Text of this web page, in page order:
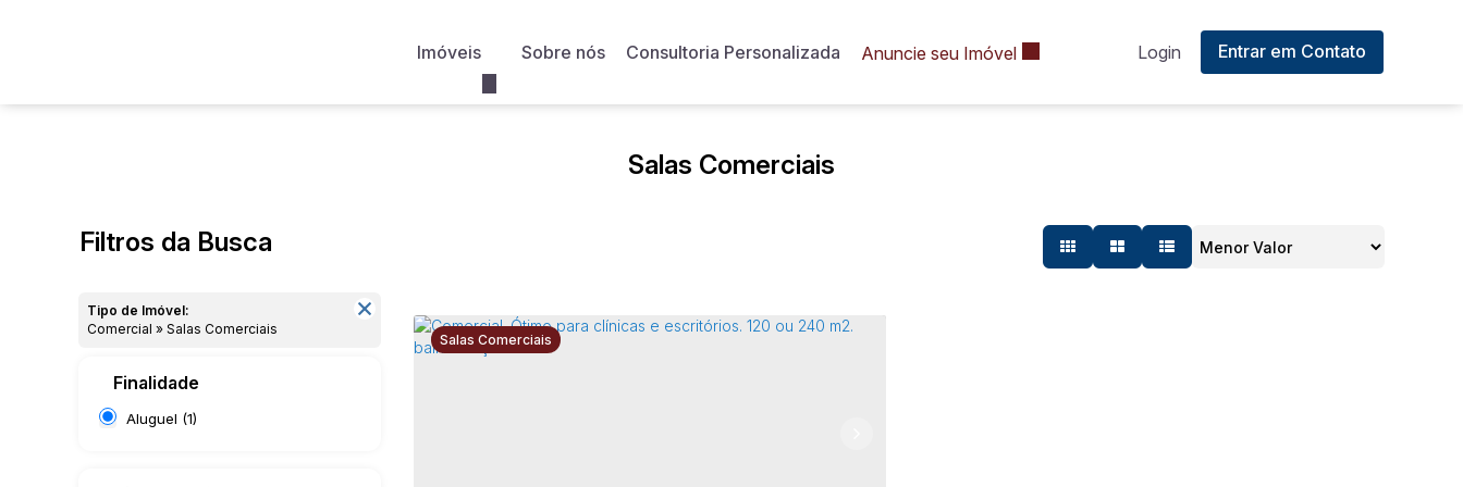
Entrar em Contato
Login
Anuncie seu Imóvel
Consultoria Personalizada
Sobre nós
Imóveis
Salas Comerciais
Filtros da Busca
Tipo de Imóvel:
Comercial » Salas Comerciais
Finalidade
Aluguel (1)
Salas Comerciais